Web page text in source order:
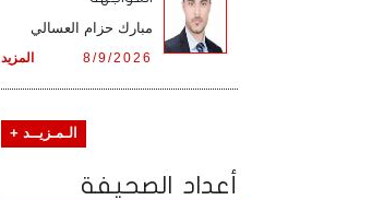
مبارك حزام العسالي
المزيد 8/9/2026
الـمـزيــد +
أعداد الصحيفة